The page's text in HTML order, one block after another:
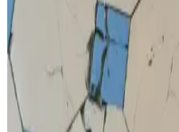
Kiko Kids Rio Günlük
Basketbol Ayakkabısı
Kiko Kids Rio çocuk
tasarımıyla günlük kullanım
microfiber ve kaymaz taban
sağlar.